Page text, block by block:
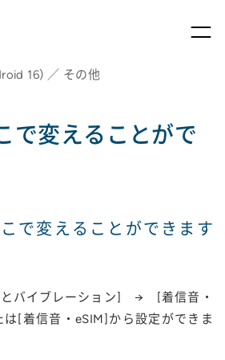
16) ／ その他
で変えることがで
で変えることができます
イブレーション] → [着信音・
は[着信音・eSIM]から設定ができま